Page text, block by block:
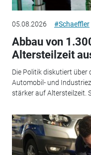
05.08.2026 #Schaeffler
Abbau von
Altersteilzeit
Die Politik diskutiert über
Automobil- und
stärker auf Altersteilzeit.